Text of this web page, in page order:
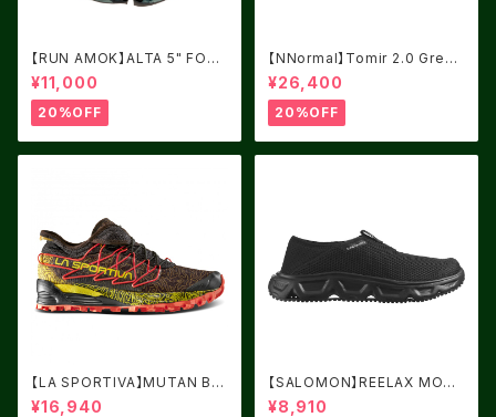
【RUN AMOK】ALTA 5" FORE
ST
¥11,000
20%OFF
【NNormal】Tomir 2.0 Green
USM8.0/UK7.5
¥26,400
20%OFF
【LA SPORTIVA】MUTAN BL
ACK/YELLOW サイズ：41
¥16,940
【SALOMON】REELAX MOC
6.0 Black / Black / Alloy
¥8,910